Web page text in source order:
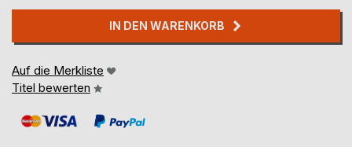
IN DEN WARENKORB
Auf die Merkliste
Titel bewerten